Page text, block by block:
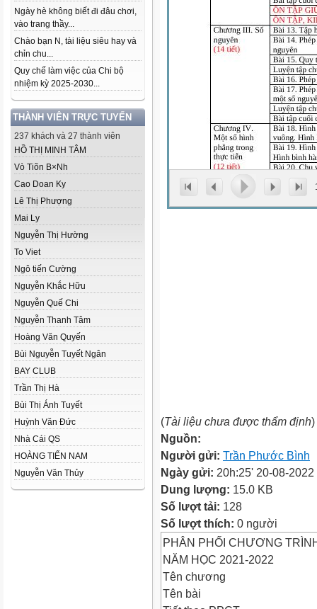
Ngày hè không biết đi đâu chơi,
vào trang thầy...
Chào bạn N, tài liệu siêu hay và
chỉn chu...
Quy chế làm việc của Chi bộ
nhiệm kỳ 2025-2030...
THÀNH VIÊN TRỰC TUYẾN
237 khách và 27 thành viên
HỒ THỊ MINH TÂM
Vò Tiõn B×Nh
Cao Doan Ky
Lê Thị Phượng
Mai Ly
Nguyễn Thị Hường
To Viet
Ngô tiến Cường
Nguyễn Khắc Hữu
Nguyễn Quế Chi
Nguyễn Thanh Tâm
Hoàng Văn Quyến
Bùi Nguyễn Tuyết Ngân
BAY CLUB
Trần Thị Hà
Bùi Thị Ánh Tuyết
Huỳnh Văn Đức
Nhà Cái QS
HOÀNG TIẾN NAM
Nguyễn Văn Thủy
(Tài liệu chưa được thẩm định)
Nguồn:
Người gửi: Trần Phước Bình
Ngày gửi: 20h:25' 20-08-2022
Dung lượng: 15.0 KB
Số lượt tải: 128
Số lượt thích: 0 người
PHÂN PHỐI CHƯƠNG
NĂM HỌC 2021-2022
Tên chương
Tên bài